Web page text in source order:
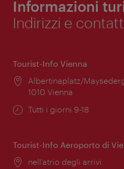
Informazioni
Indirizzi e
Tourist-Info Vienna
Posizione:
Albertinaplatz/
1010 Vienna
Orari
Tutti i giorni 9-18
Tourist-Info Aeroporto di
Posizione:
nell’atrio degli arrivi